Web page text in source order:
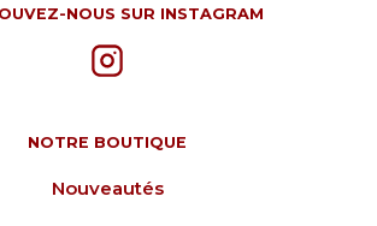
NOUS SUR INSTAGRAM
NOTRE BOUTIQUE
Nouveautés